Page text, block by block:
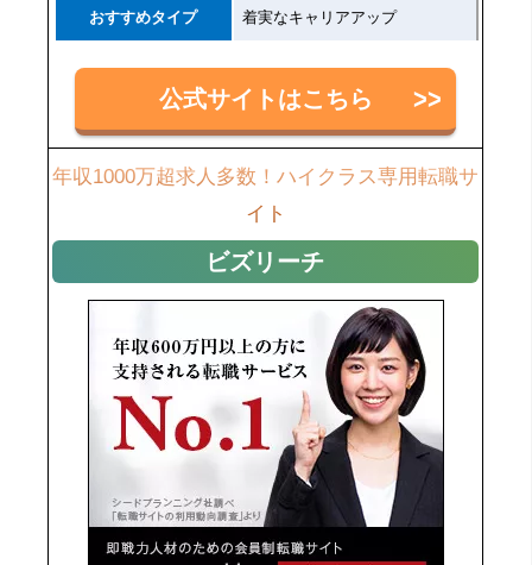
おすすめタイプ 着実なキャリアアップ
公式サイトはこちら
年収1000万超求人多数！ハイクラス専用転職サ
イト
ビズリーチ